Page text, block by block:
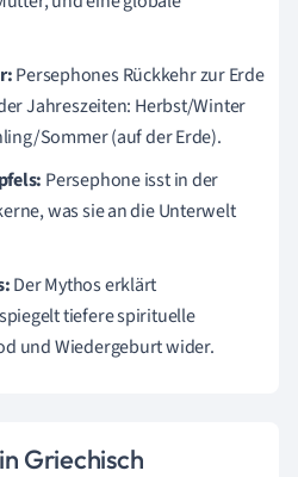
Persephones Rückkehr zur Erde
Jahreszeiten: Herbst/Winter
Sommer (auf der Erde).
Persephone isst in der
was sie an die Unterwelt
Der Mythos erklärt
tiefere spirituelle
und Wiedergeburt wider.
Griechisch